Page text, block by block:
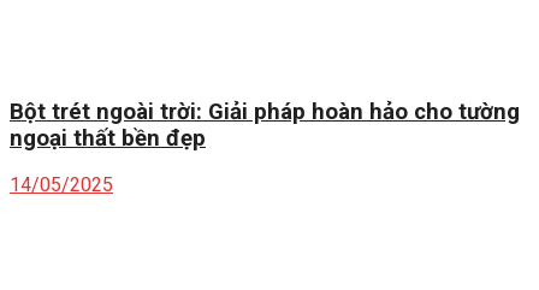
Bột trét ngoài trời: Giải pháp hoàn hảo cho tường
ngoại thất bền đẹp
14/05/2025